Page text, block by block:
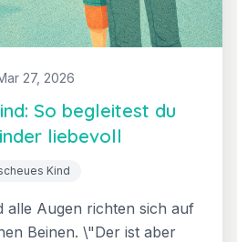
27, 2026
So begleitest du
liebevoll
Kind
alle Augen richten sich auf
Beinen. \"Der ist aber